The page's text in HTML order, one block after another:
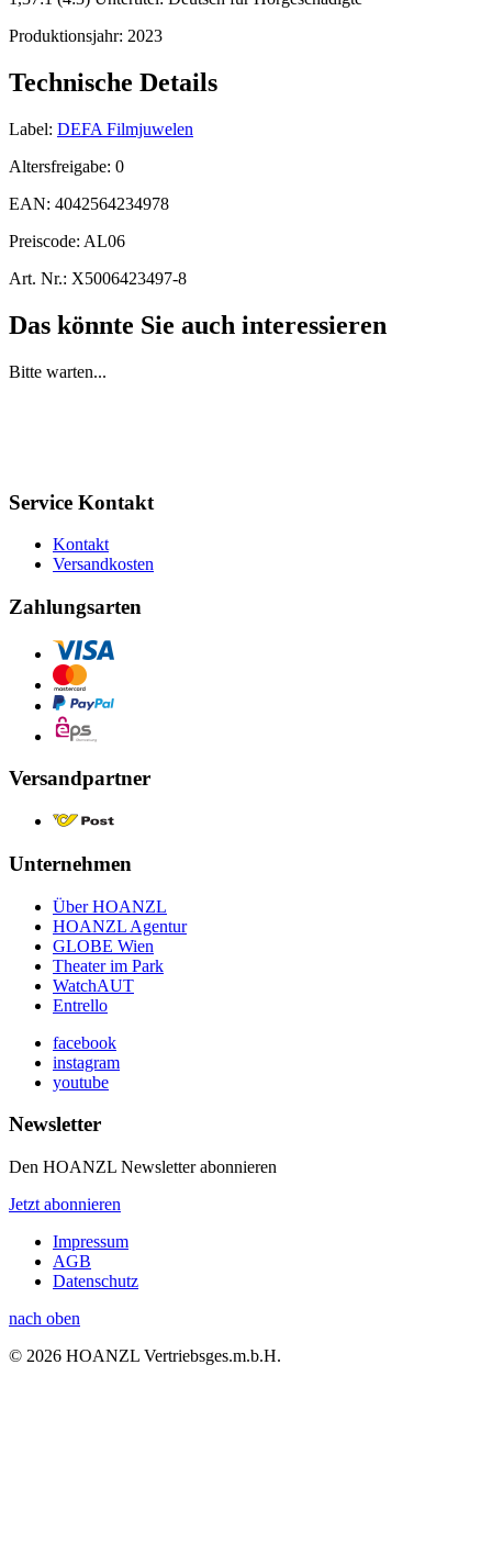
Produktionsjahr: 2023
Technische Details
Label: DEFA Filmjuwelen
Altersfreigabe: 0
EAN: 4042564234978
Preiscode: AL06
Art. Nr.: X5006423497-8
Das könnte Sie auch interessieren
Bitte warten...
Service Kontakt
Kontakt
Versandkosten
Zahlungsarten
Versandpartner
Unternehmen
Über HOANZL
HOANZL Agentur
GLOBE Wien
Theater im Park
WatchAUT
Entrello
facebook
instagram
youtube
Newsletter
Den HOANZL Newsletter abonnieren
Jetzt abonnieren
Impressum
AGB
Datenschutz
nach oben
© 2026 HOANZL Vertriebsges.m.b.H.